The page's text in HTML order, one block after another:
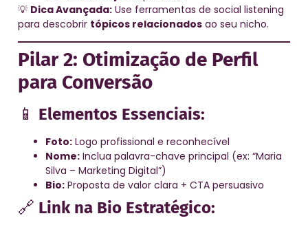
💡 Dica Avançada: Use ferramentas de social listening
para descobrir tópicos relacionados ao seu nicho.
Pilar 2: Otimização de Perfil
para Conversão
📱 Elementos Essenciais:
Foto: Logo profissional e reconhecível
Nome: Inclua palavra-chave principal (ex: “Maria
Silva – Marketing Digital”)
Bio: Proposta de valor clara + CTA persuasivo
🔗 Link na Bio Estratégico: